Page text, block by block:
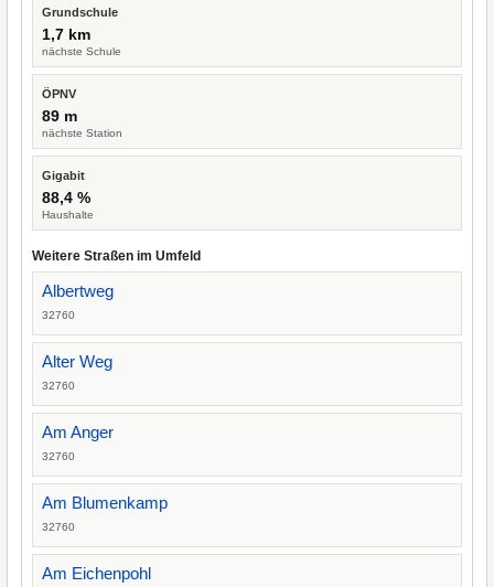
Grundschule
1,7 km
nächste Schule
ÖPNV
89 m
nächste Station
Gigabit
88,4 %
Haushalte
Weitere Straßen im Umfeld
Albertweg
32760
Alter Weg
32760
Am Anger
32760
Am Blumenkamp
32760
Am Eichenpohl